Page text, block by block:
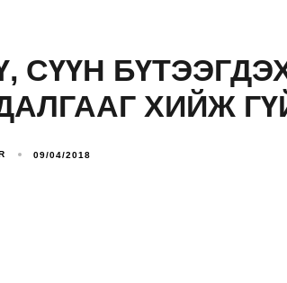
СҮҮН
ХИЙЖ
09/04/2018